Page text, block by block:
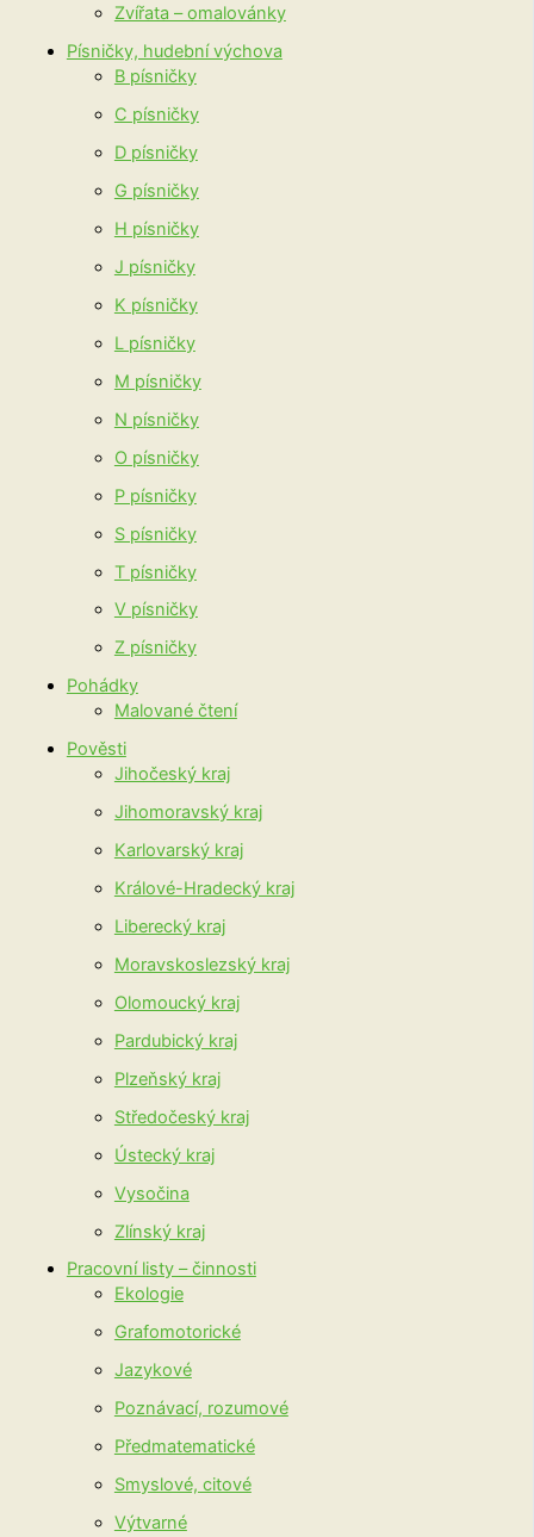
Zvířata – omalovánky
Písničky, hudební výchova
B písničky
C písničky
D písničky
G písničky
H písničky
J písničky
K písničky
L písničky
M písničky
N písničky
O písničky
P písničky
S písničky
T písničky
V písničky
Z písničky
Pohádky
Malované čtení
Pověsti
Jihočeský kraj
Jihomoravský kraj
Karlovarský kraj
Králové-Hradecký kraj
Liberecký kraj
Moravskoslezský kraj
Olomoucký kraj
Pardubický kraj
Plzeňský kraj
Středočeský kraj
Ústecký kraj
Vysočina
Zlínský kraj
Pracovní listy – činnosti
Ekologie
Grafomotorické
Jazykové
Poznávací, rozumové
Předmatematické
Smyslové, citové
Výtvarné